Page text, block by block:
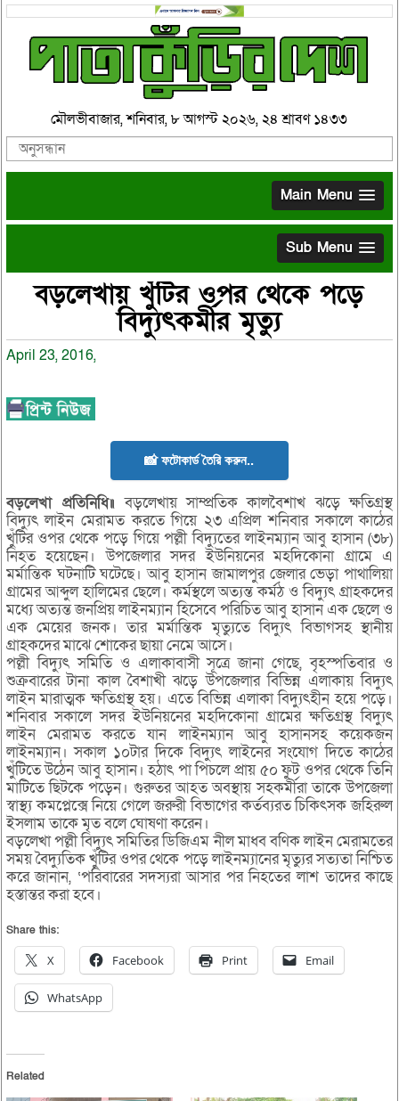
মৌলভীবাজার, শনিবার, ৮ আগস্ট ২০২৬, ২৪ শ্রাবণ ১৪৩৩
Main Menu
Sub Menu
বড়লেখায় খুঁটির ওপর থেকে পড়ে
বিদ্যুৎকর্মীর মৃত্যু
April 23, 2016,
📸 ফটোকার্ড তৈরি করুন..
বড়লেখা প্রতিনিধি॥ বড়লেখায় সাম্প্রতিক কালবৈশাখ ঝড়ে ক্ষতিগ্রস্থ
বিদ্যুৎ লাইন মেরামত করতে গিয়ে ২৩ এপ্রিল শনিবার সকালে কাঠের
খুঁটির ওপর থেকে পড়ে গিয়ে পল্লী বিদ্যুতের লাইনম্যান আবু হাসান (৩৮)
নিহত হয়েছেন। উপজেলার সদর ইউনিয়নের মহদিকোনা গ্রামে এ
মর্মান্তিক ঘটনাটি ঘটেছে। আবু হাসান জামালপুর জেলার ভেড়া পাথালিয়া
গ্রামের আব্দুল হালিমের ছেলে। কর্মস্থলে অত্যন্ত কর্মঠ ও বিদ্যুৎ গ্রাহকদের
মধ্যে অত্যন্ত জনপ্রিয় লাইনম্যান হিসেবে পরিচিত আবু হাসান এক ছেলে ও
এক মেয়ের জনক। তার মর্মান্তিক মৃত্যুতে বিদ্যুৎ বিভাগসহ স্থানীয়
গ্রাহকদের মাঝে শোকের ছায়া নেমে আসে।
পল্লী বিদ্যুৎ সমিতি ও এলাকাবাসী সূত্রে জানা গেছে, বৃহস্পতিবার ও
শুক্রবারের টানা কাল বৈশাখী ঝড়ে উপজেলার বিভিন্ন এলাকায় বিদ্যুৎ
লাইন মারাত্মক ক্ষতিগ্রস্থ হয়। এতে বিভিন্ন এলাকা বিদ্যুৎহীন হয়ে পড়ে।
শনিবার সকালে সদর ইউনিয়নের মহদিকোনা গ্রামের ক্ষতিগ্রস্থ বিদ্যুৎ
লাইন মেরামত করতে যান লাইনম্যান আবু হাসানসহ কয়েকজন
লাইনম্যান। সকাল ১০টার দিকে বিদ্যুৎ লাইনের সংযোগ দিতে কাঠের
খুঁটিতে উঠেন আবু হাসান। হঠাৎ পা পিচলে প্রায় ৫০ ফুট ওপর থেকে তিনি
মাটিতে ছিটকে পড়েন। গুরুতর আহত অবস্থায় সহকর্মীরা তাকে উপজেলা
স্বাস্থ্য কমপ্লেক্সে নিয়ে গেলে জরুরী বিভাগের কর্তব্যরত চিকিৎসক জহিরুল
ইসলাম তাকে মৃত বলে ঘোষণা করেন।
বড়লেখা পল্লী বিদ্যুৎ সমিতির ডিজিএম নীল মাধব বণিক লাইন মেরামতের
সময় বৈদ্যুতিক খুঁটির ওপর থেকে পড়ে লাইনম্যানের মৃত্যুর সত্যতা নিশ্চিত
করে জানান, ‘পরিবারের সদস্যরা আসার পর নিহতের লাশ তাদের কাছে
হস্তান্তর করা হবে।
Share this:
X Facebook Print Email
WhatsApp
Related